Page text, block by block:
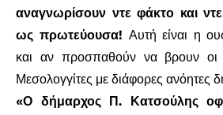
αναγνωρίσουν ντε φάκτο και
ως πρωτεύουσα! Αυτή είναι η
και αν προσπαθούν να βρουν οι
Μεσολογγίτες με διάφορες ανόητες
«Ο δήμαρχος Π. Κατσούλης